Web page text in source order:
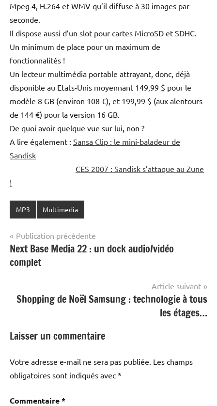
Mpeg 4, H.264 et WMV qu’il diffuse à 30 images par
seconde.
Il dispose aussi d’un slot pour cartes MicroSD et SDHC.
Un minimum de place pour un maximum de
fonctionnalités !
Un lecteur multimédia portable attrayant, donc, déjà
disponible au Etats-Unis moyennant 149,99 $ pour le
modèle 8 GB (environ 108 €), et 199,99 $ (aux alentours
de 144 €) pour la version 16 GB.
De quoi avoir quelque vue sur lui, non ?
A lire également : Sansa Clip : le mini-baladeur de
Sandisk
CES 2007 : Sandisk s’attaque au Zune
!
MP3 Multimedia
Navigation
de
l’article
Publication précédente
Next Base Media 22 : un dock audio/vidéo
complet
Article suivant
Shopping de Noël Samsung : technologie à tous
les étages…
Laisser un commentaire
Votre adresse e-mail ne sera pas publiée. Les champs
obligatoires sont indiqués avec *
Commentaire*